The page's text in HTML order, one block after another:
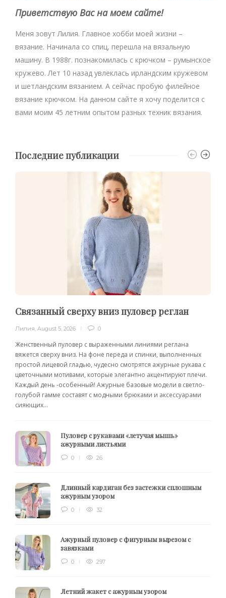
Приветствую Вас на моем сайте!
Меня зовут Лилия. Главное хобби моей жизни –
вязание. Начинала со спиц, перешла на вязальную
машину. В 1988г. познакомилась с крючком – румынское
кружево. Лет 10 назад увлеклась ирландским кружевом
и шетландским вязанием. А сейчас пробую филейное
вязание крючком. На данном сайте я хочу поделится с
вами моим 45 летним опытом разных техник вязания.
Последние публикации
Связанный сверху вниз пуловер реглан
Лилия August 5, 2026 0
Женственный пуловер с выраженными линиями реглана
вяжется сверху вниз. На фоне переда и спинки, выполненных
простой лицевой гладью, чудесно смотрятся ажурные рукава с
цветочными мотивами, которые элегантно акцентируют плечи.
Каждый день -особенный! Ажурные базовые модели в светло-
голубой гамме составят с модными брюками и аксессуарами
сияющих...
Пуловер с рукавами «летучая мышь»
ажурными листьями
0 26
Длинный кардиган без застежки сплошным
ажурным узором
0 32
Ажурный пуловер с фигурным вырезом с
завязками
0 297
Летний жакет с ажурным узором